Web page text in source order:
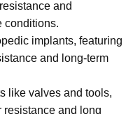
and
conditions.
implants, featuring
and long-term
like valves and tools,
and long